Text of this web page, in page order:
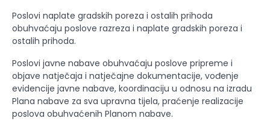
Poslovi naplate gradskih poreza i ostalih prihoda
obuhvaćaju poslove razreza i naplate gradskih poreza i
ostalih prihoda.
Poslovi javne nabave obuhvaćaju poslove pripreme i
objave natječaja i natječajne dokumentacije, vođenje
evidencije javne nabave, koordinaciju u odnosu na izradu
Plana nabave za sva upravna tijela, praćenje realizacije
poslova obuhvaćenih Planom nabave.